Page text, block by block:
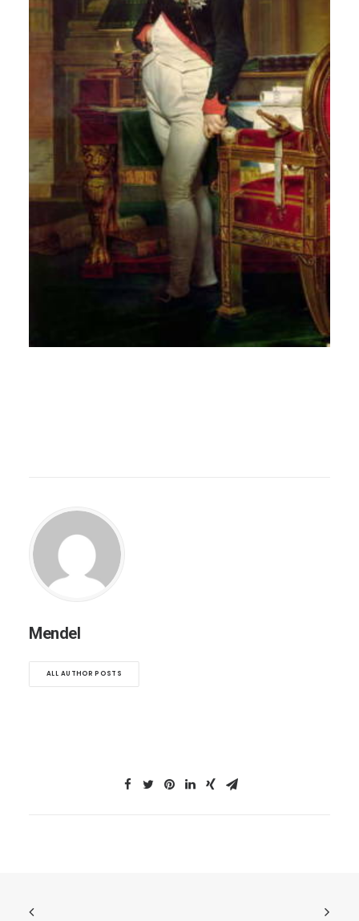
Mendel
ALL AUTHOR POSTS